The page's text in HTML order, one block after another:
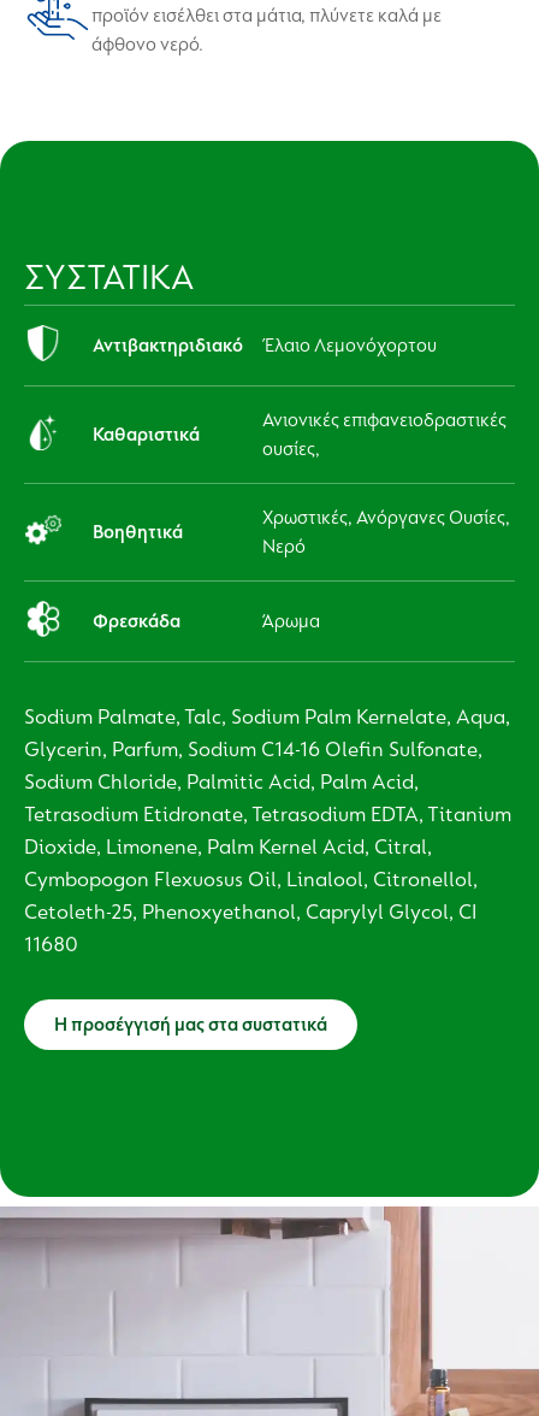
προϊόν εισέλθει στα μάτια, πλύνετε καλά με
άφθονο νερό.
ΣΥΣΤΑΤΙΚΑ
Αντιβακτηριδιακό Έλαιο Λεμονόχορτου
Καθαριστικά
Ανιονικές επιφανειοδραστικές
ουσίες,
Βοηθητικά
Χρωστικές, Ανόργανες Ουσίες,
Νερό
Φρεσκάδα Άρωμα
Sodium Palmate, Talc, Sodium Palm Kernelate, Aqua,
Glycerin, Parfum, Sodium C14-16 Olefin Sulfonate,
Sodium Chloride, Palmitic Acid, Palm Acid,
Tetrasodium Etidronate, Tetrasodium EDTA, Titanium
Dioxide, Limonene, Palm Kernel Acid, Citral,
Cymbopogon Flexuosus Oil, Linalool, Citronellol,
Cetoleth-25, Phenoxyethanol, Caprylyl Glycol, CI
11680
Η προσέγγισή μας στα συστατικά